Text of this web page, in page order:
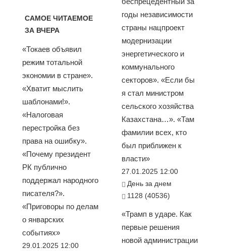
САМОЕ ЧИТАЕМОЕ
ЗА ВЧЕРА
«Токаев объявил
режим тотальной
экономии в стране».
«Хватит мыслить
шаблонами!».
«Налоговая
перестройка без
права на ошибку».
«Почему президент
РК публично
поддержал народного
писателя?».
«Приговоры по делам
о январских
событиях»
29.01.2025 12:00
годы независимости
страны нацпроект
модернизации
энергетического и
коммунального
секторов». «Если бы
я стал министром
сельского хозяйства
Казахстана…». «Там
фамилии всех, кто
был приближен к
власти»
27.01.2025 12:00
День за днем
1128 (40536)
«Трамп в ударе. Как
первые решения
новой администрации